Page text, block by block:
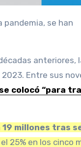
Entre sus
colocó “para
millones tras
25% en los cinco